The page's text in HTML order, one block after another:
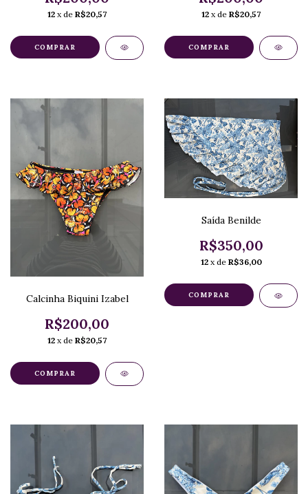
12 x de R$20,57
COMPRAR
12 x de R$20,57
COMPRAR
Calcinha Biquini Izabel
R$200,00
12 x de R$20,57
COMPRAR
Saída Benilde
R$350,00
12 x de R$36,00
COMPRAR